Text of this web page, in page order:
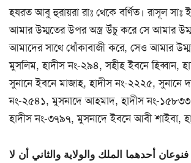
হযরত আবু হুরায়রা রাঃ থেকে বর্ণিত। রাসূল সাঃ
আমার উম্মতের উপর অস্ত্র উঁচু করে সে আমার
আমাদের সাথে ধোঁকাবাজী করে, সেও আমার
মুসলিম, হাদীস নং-২৯৪, সহীহ ইবনে হিব্বান,
সুনানে ইবনে মাজাহ, হাদীস নং-২২২৫, সুনানে
নং-২৫৪১, মুসনাদে আহমাদ, হাদীস নং-
হাদীস নং-৩৭৯৭, মুসনাদে ইবনে আবী শাইবা,
أحدهما الملك والولاية والثاني أن لا